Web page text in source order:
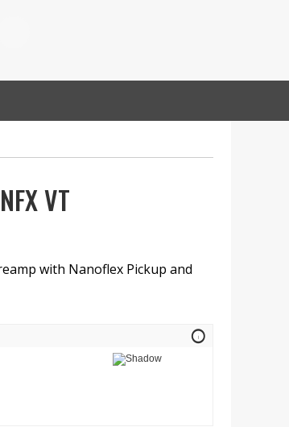
VT
with Nanoflex Pickup and
info